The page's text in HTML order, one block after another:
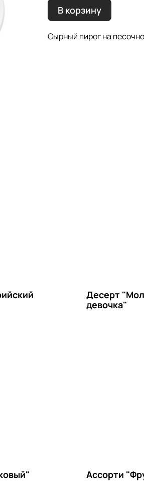
В корзину
Сырный пирог на
Десерт
девочка"
Ассорти